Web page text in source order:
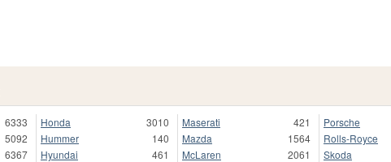
6333
5092
6367
Honda
3010
Hummer
140
Hyundai
461
Maserati
421
Mazda
1564
McLaren
2061
Porsche
Rolls-Royce
Skoda